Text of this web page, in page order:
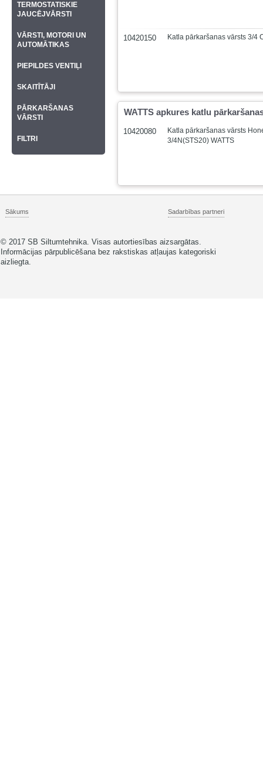
10420150 Katla pārkaršanas vārsts 3/4
WATTS apkures katlu
10420080
Katla pārkaršanas vārsts
3/4N(STS20) WATTS
TERMOSTATISKIE
JAUCĒJVĀRSTI
VĀRSTI, MOTORI UN
AUTOMĀTIKAS
PIEPILDES VENTIĻI
SKAITĪTĀJI
PĀRKARŠANAS
VĀRSTI
FILTRI
Sākums Sadarbības partneri
© 2017 SB Siltumtehnika. Visas autortiesības aizsargātas.
Informācijas pārpublicēšana bez rakstiskas atļaujas kategoriski
aizliegta.